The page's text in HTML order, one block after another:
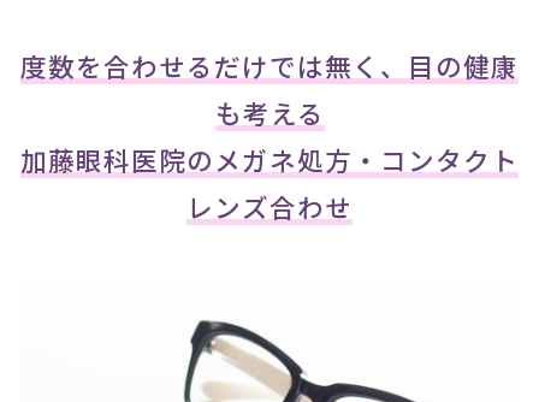
度数を合わせるだけでは無く、目の健康
も考える
加藤眼科医院のメガネ処方・コンタクト
レンズ合わせ